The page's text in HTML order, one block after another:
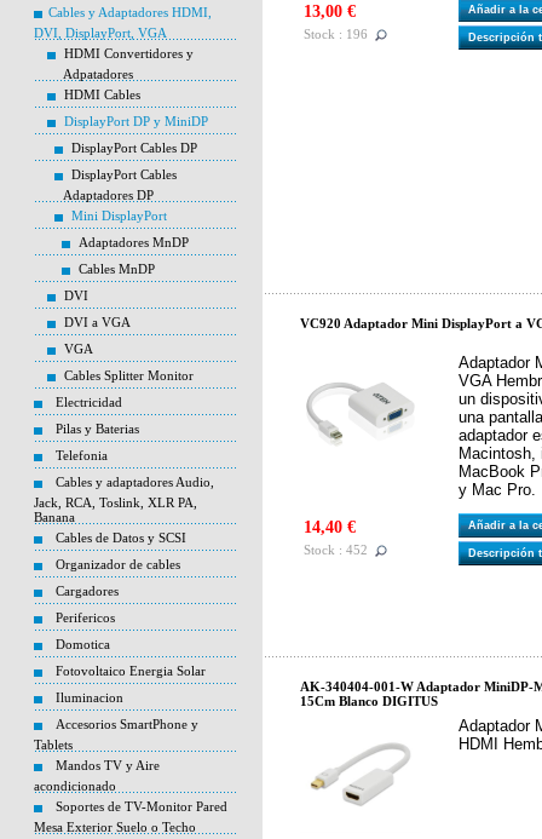
Cables y Adaptadores HDMI,
DVI, DisplayPort, VGA
HDMI Convertidores y
Adpatadores
HDMI Cables
DisplayPort DP y MiniDP
DisplayPort Cables DP
DisplayPort Cables
Adaptadores DP
Mini DisplayPort
Adaptadores MnDP
Cables MnDP
DVI
DVI a VGA
VGA
Cables Splitter Monitor
Electricidad
Pilas y Baterias
Telefonia
Cables y adaptadores Audio,
Jack, RCA, Toslink, XLR PA,
Banana
Cables de Datos y SCSI
Organizador de cables
Cargadores
Perifericos
Domotica
Fotovoltaico Energia Solar
Iluminacion
Accesorios SmartPhone y
Tablets
Mandos TV y Aire
acondicionado
Soportes de TV-Monitor Pared
Mesa Exterior Suelo o Techo
13,00 €
Stock : 196
Añadir a la
Descripción
VC920 Adaptador Mini DisplayPort a
Adaptador
VGA
un
una
adaptador
Macintosh,
MacBook
y Mac Pro.
14,40 €
Stock : 452
Añadir a la
Descripción
AK-340404-001-W Adaptador MiniDP-
15Cm Blanco DIGITUS
Adaptador
HDMI